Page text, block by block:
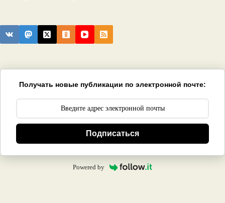
Получать новые публикации по электронной почте:
Подписаться
Powered by